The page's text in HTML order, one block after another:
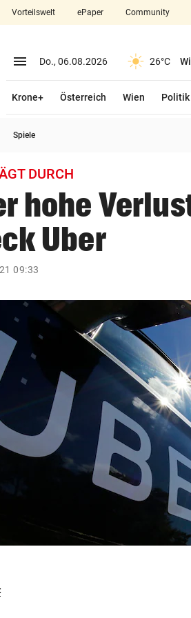
closeSchließen
arrow_right
GmbH & Co KG 2026
Wien
Vorteilswelt ePaper Community
menu Menü aufklappen
Do., 06.08.2026 26°C
Krone+ Österreich Wien Politik
Spiele
DURCH
hohe
Uber
09:33